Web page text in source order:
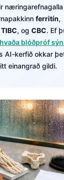
ferritín,
TIBC, og CBC. Ef
hvaða blóðpróf
AI-kerfið okkar
einangrað gildi.